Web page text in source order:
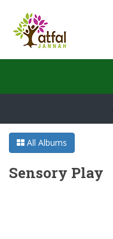
All Albums
Sensory Play